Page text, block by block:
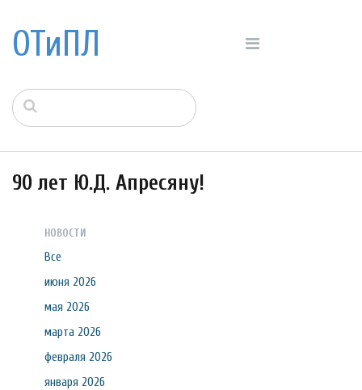
ОТиПЛ
90 лет Ю.Д. Апресяну!
НОВОСТИ
Все
июня 2026
мая 2026
марта 2026
февраля 2026
января 2026